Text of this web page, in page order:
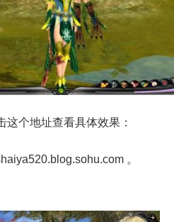
个地址查看具体效果：
。